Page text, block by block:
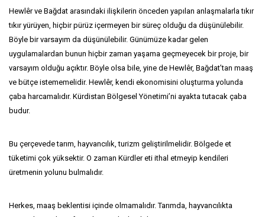
Hewlêr ve Bağdat arasındaki ilişkilerin önceden yapılan anlaşmalarla tıkır
tıkır yürüyen, hiçbir pürüz içermeyen bir süreç olduğu da düşünülebilir.
Böyle bir varsayım da düşünülebilir. Günümüze kadar gelen
uygulamalardan bunun hiçbir zaman yaşama geçmeyecek bir proje, bir
varsayım olduğu açıktır. Böyle olsa bile, yine de Hewlêr, Bağdat’tan maaş
ve bütçe istememelidir. Hewlêr, kendi ekonomisini oluşturma yolunda
çaba harcamalıdır. Kürdistan Bölgesel Yönetimi’ni ayakta tutacak çaba
budur.
Bu çerçevede tarım, hayvancılık, turizm geliştirilmelidir. Bölgede et
tüketimi çok yüksektir. O zaman Kürdler eti ithal etmeyip kendileri
üretmenin yolunu bulmalıdır.
Herkes, maaş beklentisi içinde olmamalıdır. Tarımda, hayvancılıkta